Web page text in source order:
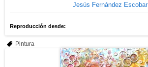
Jesús Fernández Escobar
Reproducción desde:
Pintura